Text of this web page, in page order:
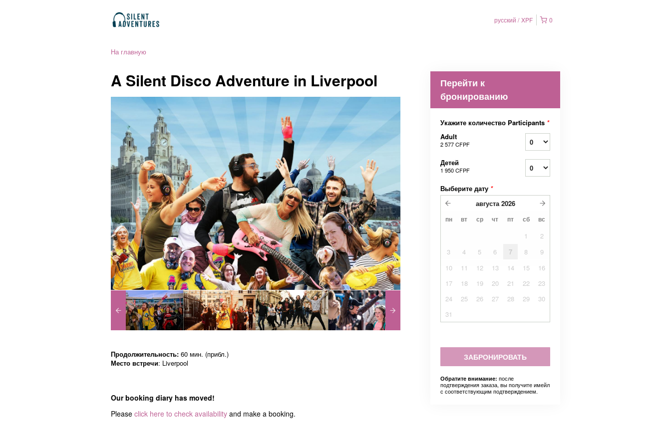
0
русский XPF
На главную
A Silent Disco Adventure in Liverpool
Продолжительность: 60 мин. (прибл.)
Место встречи: Liverpool
Our booking diary has moved!
Please click here to check availability and make a booking.
Перейти к
бронированию
Укажите количество Participants *
Adult
2 577 CFPF
Детей
1 950 CFPF
Выберите дату *
августа 2026
пн вт ср чт пт сб вс
1
2
3
4 5 6 7 8
9
10
11 12 13 14 15
16
17
18 19 20 21 22
23
24
25 26 27 28 29
30
31
ЗАБРОНИРОВАТЬ
Обратите внимание: после
подтверждения заказа, вы получите имейл
с соответствующим подтверждением.